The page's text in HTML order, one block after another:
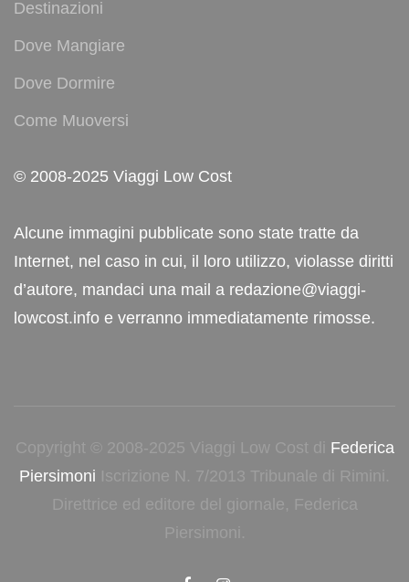
Destinazioni
Dove Mangiare
Dove Dormire
Come Muoversi
© 2008-2025 Viaggi Low Cost
Alcune immagini pubblicate sono state tratte da
Internet, nel caso in cui, il loro utilizzo, violasse diritti
d’autore, mandaci una mail a redazione@viaggi-
lowcost.info e verranno immediatamente rimosse.
Copyright © 2008-2025 Viaggi Low Cost di Federica
Piersimoni Iscrizione N. 7/2013 Tribunale di Rimini.
Direttrice ed editore del giornale, Federica
Piersimoni.